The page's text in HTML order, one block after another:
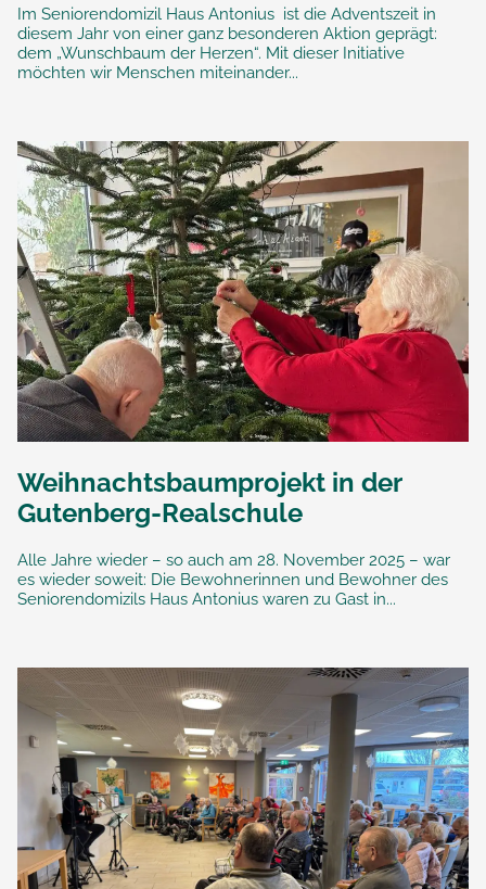
Im Seniorendomizil Haus Antonius ist die Adventszeit in
diesem Jahr von einer ganz besonderen Aktion geprägt:
dem „Wunschbaum der Herzen“. Mit dieser Initiative
möchten wir Menschen miteinander...
Weihnachtsbaumprojekt in der
Gutenberg-Realschule
Alle Jahre wieder – so auch am 28. November 2025 – war
es wieder soweit: Die Bewohnerinnen und Bewohner des
Seniorendomizils Haus Antonius waren zu Gast in...